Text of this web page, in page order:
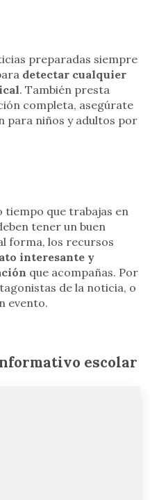
preparadas siempre
detectar cualquier
. También presta
completa, asegúrate
para niños y adultos por
tiempo que trabajas en
tener un buen
forma, los recursos
interesante y
que acompañas. Por
de la noticia, o
evento.
escolar